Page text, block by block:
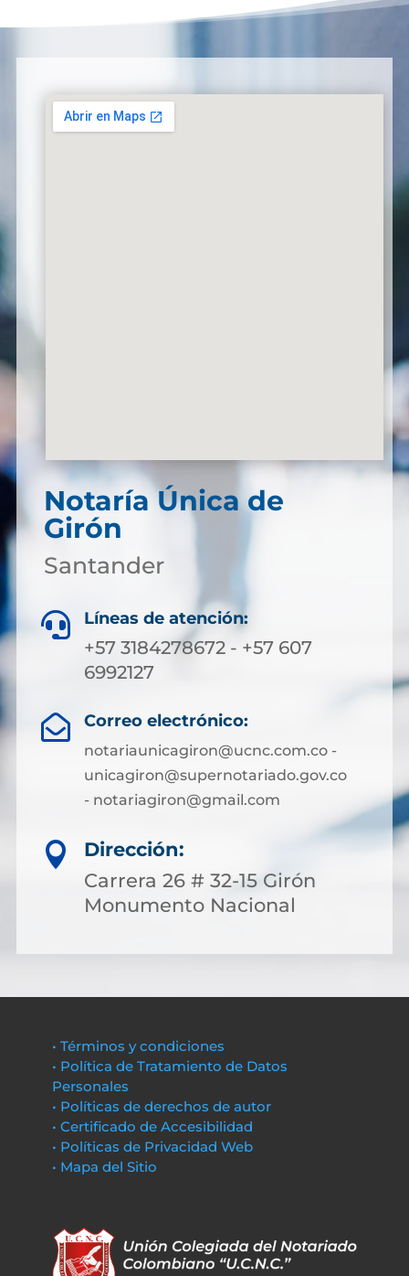
Notaría Única de
Girón
Santander
 Líneas de atención:
+57 3184278672 - +57 607
6992127
 Correo electrónico:
notariaunicagiron@ucnc.com.co -
unicagiron@supernotariado.gov.co
- notariagiron@gmail.com

Dirección:
Carrera 26 # 32-15 Girón
Monumento Nacional
• Términos y condiciones
• Política de Tratamiento de Datos
Personales
• Políticas de derechos de autor
• Certificado de Accesibilidad
• Políticas de Privacidad Web
• Mapa del Sitio